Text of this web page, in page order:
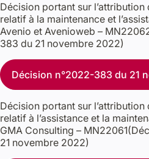
Décision portant sur
relatif à la maintenance et
Avenio et Avenioweb –
383 du 21 novembre 2022)
Décision n°2022-383 du 21
Décision portant sur
relatif à l’assistance et la
GMA Consulting –
21 novembre 2022)